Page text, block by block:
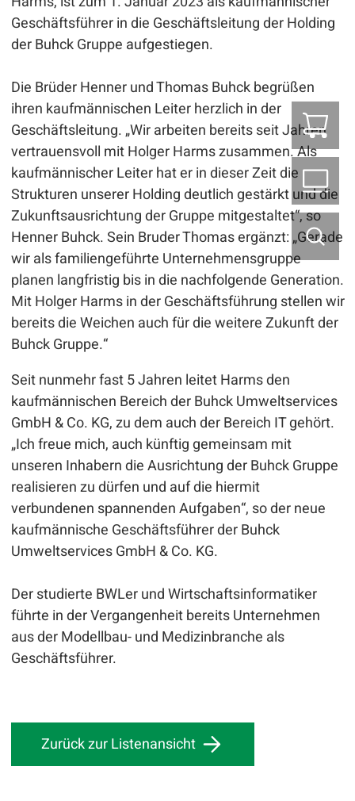
Geschäftsführer in die Geschäftsleitung der Holding
der Buhck Gruppe aufgestiegen.
Die Brüder Henner und Thomas Buhck begrüßen
ihren kaufmännischen Leiter herzlich in der
Geschäftsleitung. „Wir arbeiten bereits seit Jahren
vertrauensvoll mit Holger Harms zusammen. Als
kaufmännischer Leiter hat er in dieser Zeit die
Strukturen unserer Holding deutlich gestärkt und die
Zukunftsausrichtung der Gruppe mitgestaltet“, so
Henner Buhck. Sein Bruder Thomas ergänzt: „Gerade
wir als familiengeführte Unternehmensgruppe
planen langfristig bis in die nachfolgende Generation.
Mit Holger Harms in der Geschäftsführung stellen wir
bereits die Weichen auch für die weitere Zukunft der
Buhck Gruppe.“
Seit nunmehr fast 5 Jahren leitet Harms den
kaufmännischen Bereich der Buhck Umweltservices
GmbH & Co. KG, zu dem auch der Bereich IT gehört.
„Ich freue mich, auch künftig gemeinsam mit
unseren Inhabern die Ausrichtung der Buhck Gruppe
realisieren zu dürfen und auf die hiermit
verbundenen spannenden Aufgaben“, so der neue
kaufmännische Geschäftsführer der Buhck
Umweltservices GmbH & Co. KG.
Der studierte BWLer und Wirtschaftsinformatiker
führte in der Vergangenheit bereits Unternehmen
aus der Modellbau- und Medizinbranche als
Geschäftsführer.
Zurück zur Listenansicht